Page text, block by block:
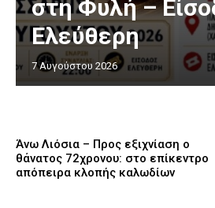
στη Φυλή –
Ελεύθερη
7 Αυγούστου 2026
Άνω Λιόσια – Προς εξιχνίαση ο
θάνατος 72χρονου: στο επίκεντρο
απόπειρα κλοπής καλωδίων